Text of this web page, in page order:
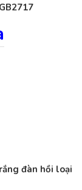
đàn hồi loại